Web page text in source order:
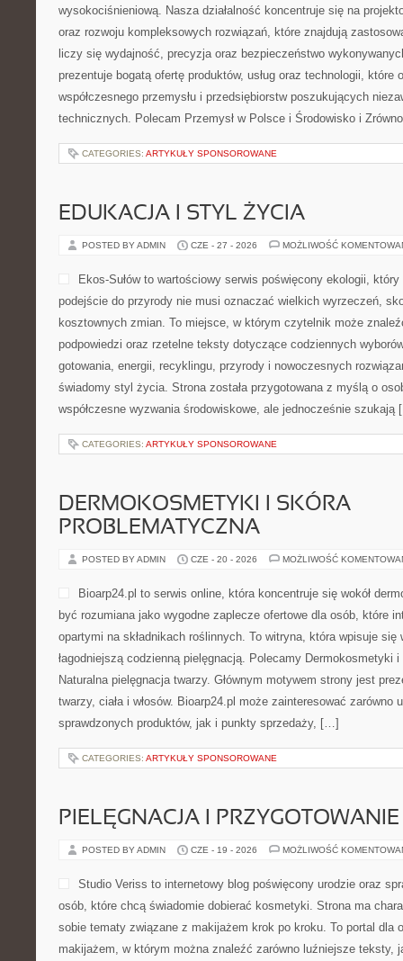
wysokociśnieniową. Nasza działalność koncentruje się na
oraz rozwoju kompleksowych rozwiązań, które znajdują
liczy się wydajność, precyzja oraz bezpieczeństwo
prezentuje bogatą ofertę produktów, usług oraz technologii, które
współczesnego przemysłu i przedsiębiorstw poszukujących
technicznych. Polecam Przemysł w Polsce i Środowisko i
CATEGORIES: ARTYKUŁY SPONSOROWANE
EDUKACJA I STYL ŻYCIA
POSTED BY ADMIN CZE - 27 - 2026 MOŻLIWOŚĆ
Ekos-Sułów to wartościowy serwis poświęcony ekologii,
podejście do przyrody nie musi oznaczać wielkich wyrzeczeń,
kosztownych zmian. To miejsce, w którym czytelnik może
podpowiedzi oraz rzetelne teksty dotyczące codziennych
gotowania, energii, recyklingu, przyrody i nowoczesnych
świadomy styl życia. Strona została przygotowana z myślą o
współczesne wyzwania środowiskowe, ale jednocześnie
CATEGORIES: ARTYKUŁY SPONSOROWANE
DERMOKOSMETYKI I SKÓRA
PROBLEMATYCZNA
POSTED BY ADMIN CZE - 20 - 2026 MOŻLIWOŚĆ
Bioarp24.pl to serwis online, która koncentruje się wokół
być rozumiana jako wygodne zaplecze ofertowe dla osób, które
opartymi na składnikach roślinnych. To witryna, która wpisuje się
łagodniejszą codzienną pielęgnacją. Polecamy Dermokosmetyki
Naturalna pielęgnacja twarzy. Głównym motywem strony jest
twarzy, ciała i włosów. Bioarp24.pl może zainteresować
sprawdzonych produktów, jak i punkty sprzedaży, […]
CATEGORIES: ARTYKUŁY SPONSOROWANE
PIELĘGNACJA I
POSTED BY ADMIN CZE - 19 - 2026 MOŻLIWOŚĆ
Studio Veriss to internetowy blog poświęcony urodzie oraz
osób, które chcą świadomie dobierać kosmetyki. Strona ma
sobie tematy związane z makijażem krok po kroku. To portal dla
makijażem, w którym można znaleźć zarówno luźniejsze teksty,